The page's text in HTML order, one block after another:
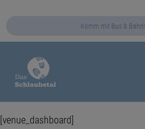
Komm mit Bus & Bahn!
[venue_dashboard]